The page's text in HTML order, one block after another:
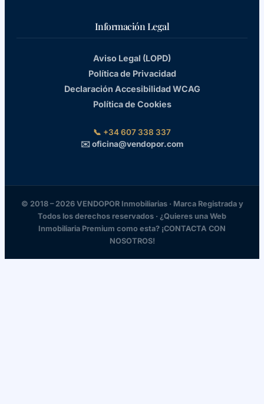
Información Legal
Aviso Legal (LOPD)
Política de Privacidad
Declaración Accesibilidad WCAG
Política de Cookies
📞 +34 607 338 337
✉️ oficina@vendopor.com
© 2018 – 2026 VENDOPOR Inmobiliarias · Marca Registrada y
Todos los derechos reservados · ¿Quieres una Web
Inmobiliaria Premium como esta? ¡CONTACTA CON
NOSOTROS!